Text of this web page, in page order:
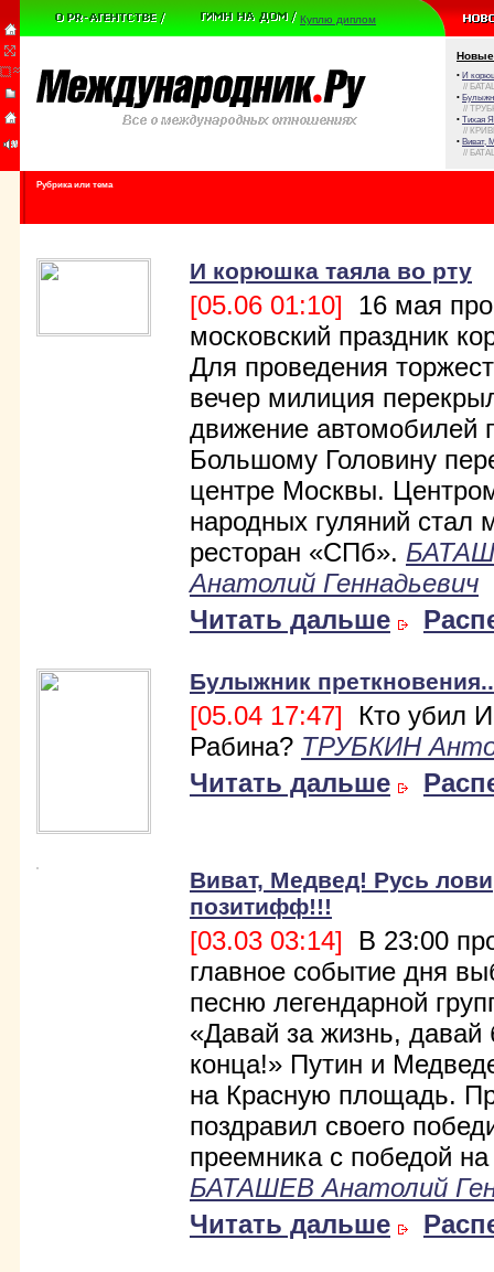
Куплю диплом
Новые
• И
//
•
//
• Тихая
//
• Виват,
//
Рубрика или тема
И корюшка таяла во рту
[05.06 01:10] 16 мая
московский праздник
Для проведения
вечер милиция
движение автомобилей
Большому Головину
центре Москвы.
народных гуляний стал
ресторан «СПб».
Анатолий Геннадьевич
Читать дальше
Булыжник
[05.04 17:47] Кто убил
Рабина? ТРУБКИН
Читать дальше
Виват, Медвед! Русь лови
позитифф!!!
[03.03 03:14] В 23:00
главное событие дня
песню легендарной
«Давай за жизнь, давай
конца!» Путин и
на Красную площадь.
поздравил своего
преемника с победой
БАТАШЕВ Анатолий
Читать дальше